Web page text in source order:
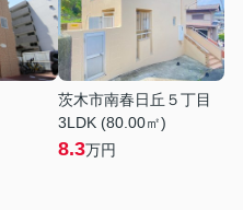
茨木市南春日丘５丁目
3LDK (80.00㎡)
8.3万円